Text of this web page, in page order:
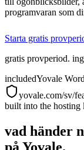
programvaran som
Starta gratis
gratis provperiod.
includedYovale
yovale.com/sv/
built into the hosting
vad händer